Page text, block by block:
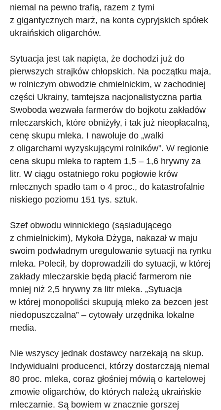
niemal na pewno trafią, razem z tymi
z gigantycznych marż, na konta cypryjskich spółek
ukraińskich oligarchów.
Sytuacja jest tak napięta, że dochodzi już do
pierwszych strajków chłopskich. Na początku maja,
w rolniczym obwodzie chmielnickim, w zachodniej
części Ukrainy, tamtejsza nacjonalistyczna partia
Swoboda wezwała farmerów do bojkotu zakładów
mleczarskich, które obniżyły, i tak już nieopłacalną,
cenę skupu mleka. I nawołuje do „walki
z oligarchami wyzyskującymi rolników”. W regionie
cena skupu mleka to raptem 1,5 – 1,6 hrywny za
litr. W ciągu ostatniego roku pogłowie krów
mlecznych spadło tam o 4 proc., do katastrofalnie
niskiego poziomu 151 tys. sztuk.
Szef obwodu winnickiego (sąsiadującego
z chmielnickim), Mykoła Dżyga, nakazał w maju
swoim podwładnym uregulowanie sytuacji na rynku
mleka. Polecił, by doprowadzili do sytuacji, w której
zakłady mleczarskie będą płacić farmerom nie
mniej niż 2,5 hrywny za litr mleka. „Sytuacja
w której monopoliści skupują mleko za bezcen jest
niedopuszczalna” – cytowały urzędnika lokalne
media.
Nie wszyscy jednak dostawcy narzekają na skup.
Indywidualni producenci, którzy dostarczają niemal
80 proc. mleka, coraz głośniej mówią o kartelowej
zmowie oligarchów, do których należą ukraińskie
mleczarnie. Są bowiem w znacznie gorszej